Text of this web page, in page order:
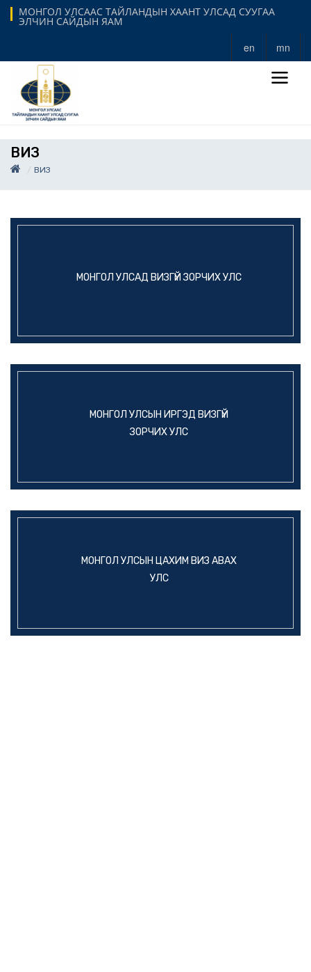
МОНГОЛ УЛСААС ТАЙЛАНДЫН ХААНТ УЛСАД СУУГАА
ЭЛЧИН САЙДЫН ЯАМ
en mn
ВИЗ
ВИЗ
МОНГОЛ УЛСАД ВИЗГҮЙ ЗОРЧИХ УЛС
МОНГОЛ УЛСЫН ИРГЭД ВИЗГҮЙ
ЗОРЧИХ УЛС
МОНГОЛ УЛСЫН ЦАХИМ ВИЗ АВАХ
УЛС